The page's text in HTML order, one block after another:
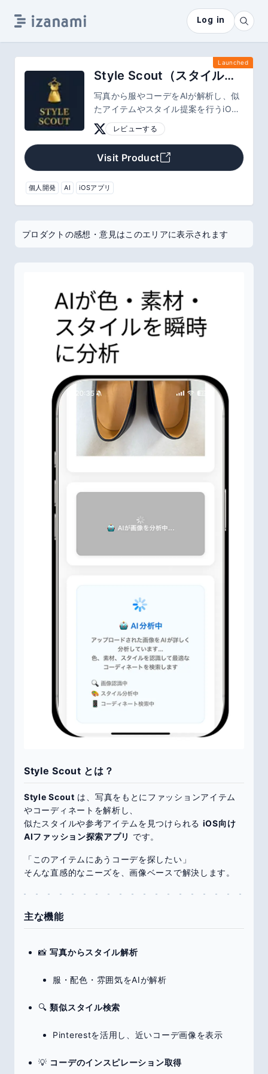
Log in
Launched
Style Scout（スタイルスカウト）
写真から服やコーデをAIが解析し、似
たアイテムやスタイル提案を行うiOS
アプリ。Pinterest検索と画像解析を組
み合わせ、直感的にファッション探索
レビューする
Visit Product
個人開発 AI iOSアプリ
プロダクトの感想・意見はこのエリアに表示されます
Style Scout とは？
Style Scout は、写真をもとにファッションアイテム
やコーディネートを解析し、
似たスタイルや参考アイテムを見つけられる iOS向け
AIファッション探索アプリ です。
「このアイテムにあうコーデを探したい」
そんな直感的なニーズを、画像ベースで解決します。
主な機能
📸写真からスタイル解析
服・配色・雰囲気をAIが解析
🔍類似スタイル検索
Pinterestを活用し、近いコーデ画像を表示
💡 コーデのインスピレーション取得